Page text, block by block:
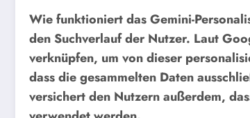
Wie funktioniert das Gemini-
den Suchverlauf der Nutzer. Laut
verknüpfen, um von dieser
dass die gesammelten Daten
versichert den Nutzern außerdem,